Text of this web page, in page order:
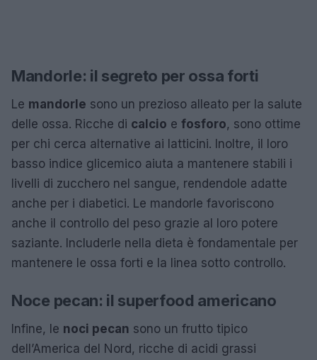
Mandorle: il segreto per ossa forti
Le mandorle sono un prezioso alleato per la salute
delle ossa. Ricche di calcio e fosforo, sono ottime
per chi cerca alternative ai latticini. Inoltre, il loro
basso indice glicemico aiuta a mantenere stabili i
livelli di zucchero nel sangue, rendendole adatte
anche per i diabetici. Le mandorle favoriscono
anche il controllo del peso grazie al loro potere
saziante. Includerle nella dieta è fondamentale per
mantenere le ossa forti e la linea sotto controllo.
Noce pecan: il superfood americano
Infine, le noci pecan sono un frutto tipico
dell’America del Nord, ricche di acidi grassi